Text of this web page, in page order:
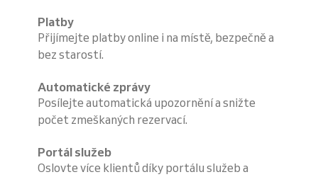
Platby
Přijímejte platby online i na místě, bezpečně a
bez starostí.
Automatické zprávy
Posílejte automatická upozornění a snižte
počet zmeškaných rezervací.
Portál služeb
Oslovte více klientů díky portálu služeb a